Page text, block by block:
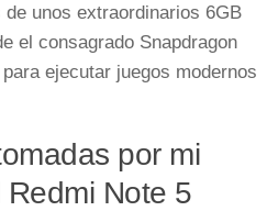
unos extraordinarios 6GB
el consagrado Snapdragon
ejecutar juegos modernos
por mi
Note 5